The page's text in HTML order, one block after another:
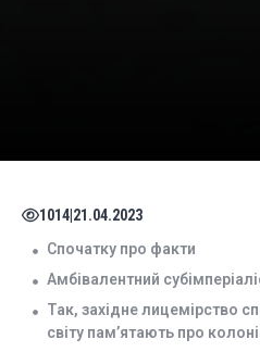
1014 21.04.2023
Спочатку про факти
Амбівалентний
Так, західне лицемірство
світу пам’ятають про